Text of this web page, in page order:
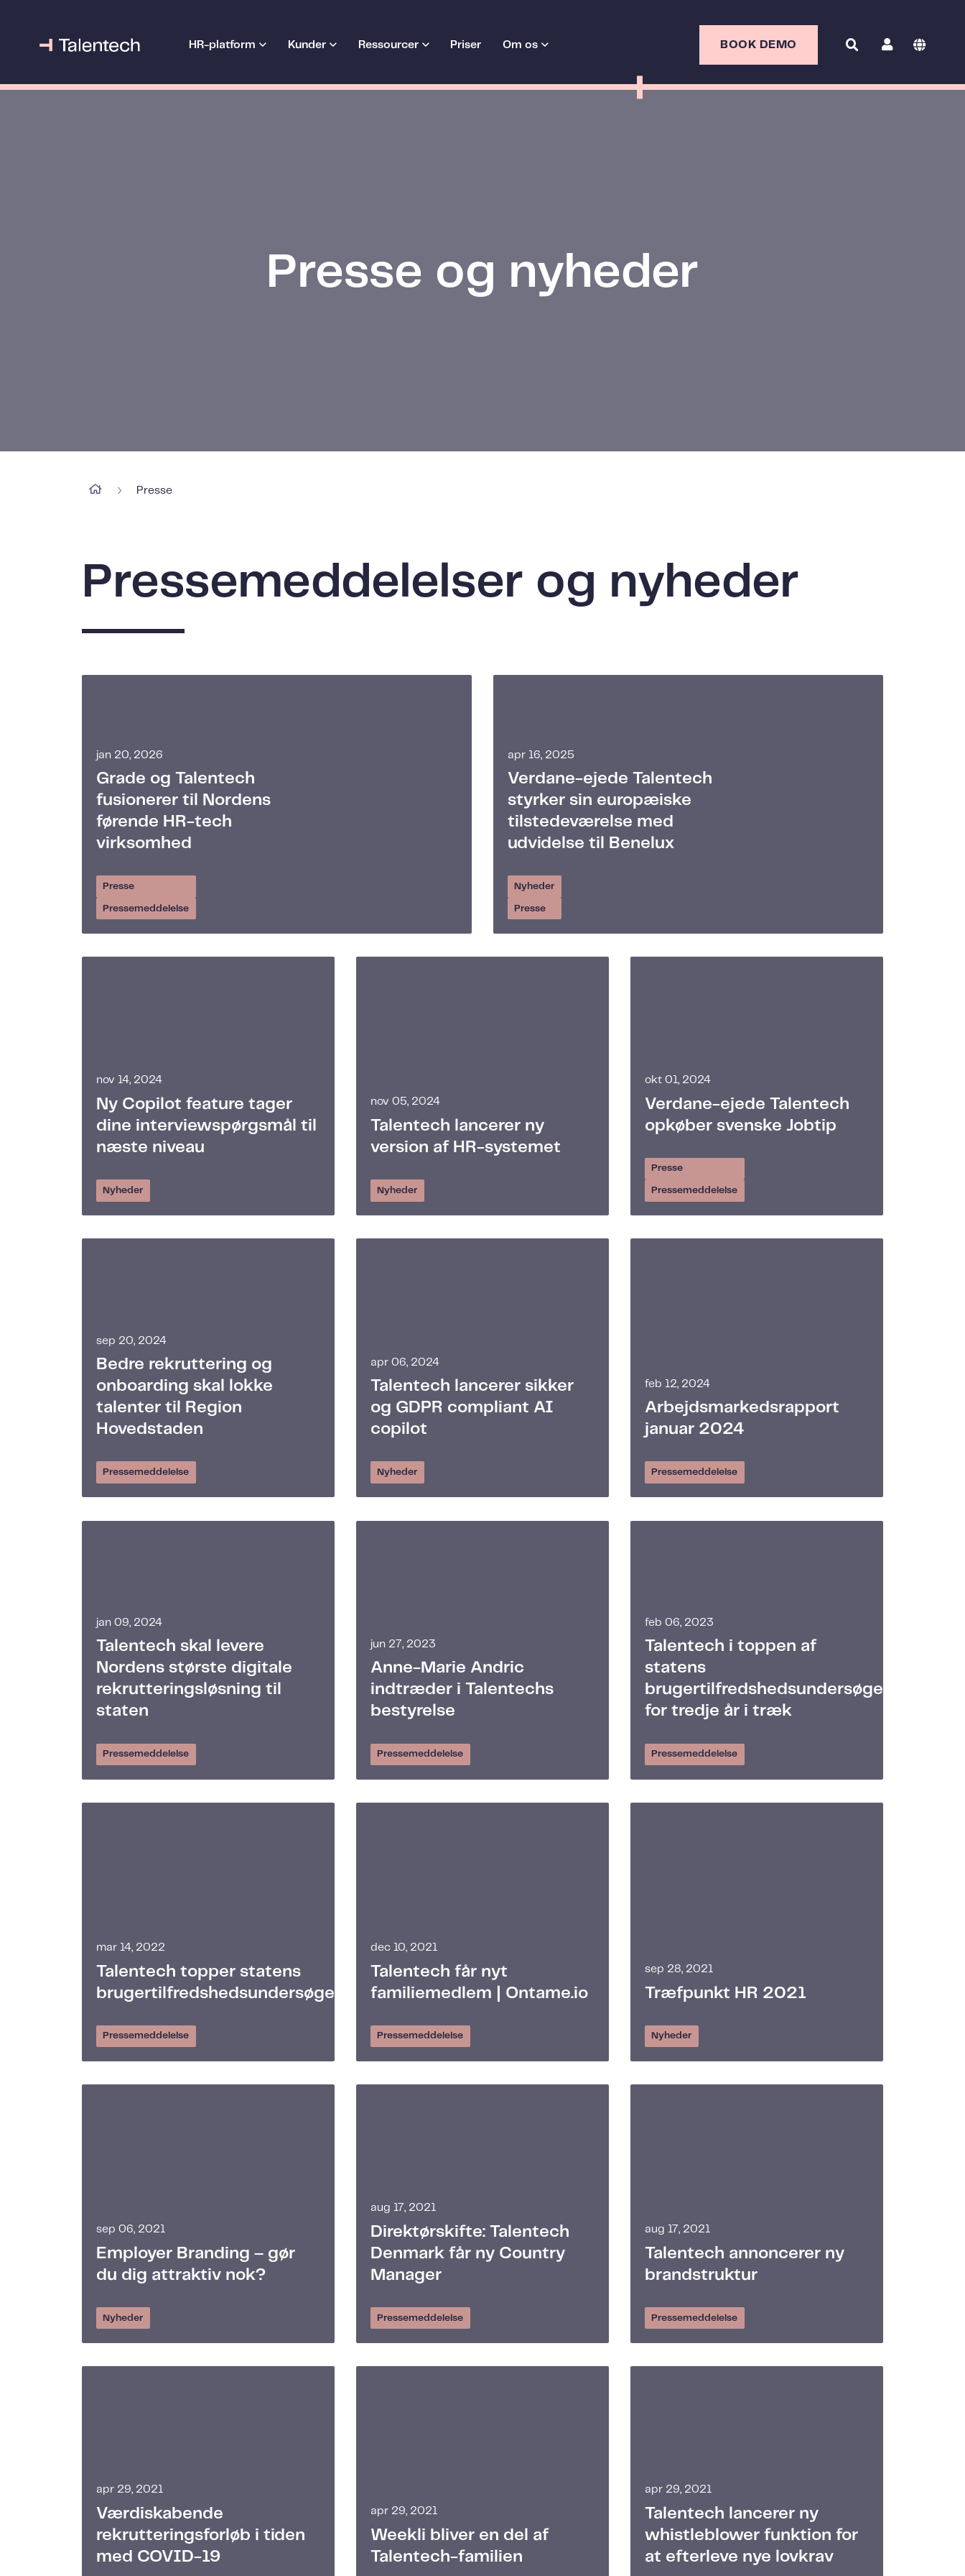
HR-platform Kunder Ressourcer Priser Om os BOOK DEMO
Presse og nyheder
› Presse
Pressemeddelelser og nyheder
jan 20, 2026
Grade og Talentech
fusionerer til Nordens
førende HR-tech
virksomhed
Presse
Pressemeddelelse
apr 16, 2025
Verdane-ejede Talentech
styrker sin europæiske
tilstedeværelse med
udvidelse til Benelux
Nyheder
Presse
nov 14, 2024
Ny Copilot feature tager
dine interviewspørgsmål til
næste niveau
Nyheder
nov 05, 2024
Talentech lancerer ny
version af HR-systemet
Nyheder
okt 01, 2024
Verdane-ejede Talentech
opkøber svenske Jobtip
Presse
Pressemeddelelse
sep 20, 2024
Bedre rekruttering og
onboarding skal lokke
talenter til Region
Hovedstaden
Pressemeddelelse
apr 06, 2024
Talentech lancerer sikker
og GDPR compliant AI
copilot
Nyheder
feb 12, 2024
Arbejdsmarkedsrapport
januar 2024
Pressemeddelelse
jan 09, 2024
Talentech skal levere
Nordens største digitale
rekrutteringsløsning til
staten
Pressemeddelelse
jun 27, 2023
Anne-Marie Andric
indtræder i Talentechs
bestyrelse
Pressemeddelelse
feb 06, 2023
Talentech i toppen af
statens
brugertilfredshedsundersøgelse
for tredje år i træk
Pressemeddelelse
mar 14, 2022
Talentech topper statens
brugertilfredshedsundersøgelse
Pressemeddelelse
dec 10, 2021
Talentech får nyt
familiemedlem | Ontame.io
Pressemeddelelse
sep 28, 2021
Træfpunkt HR 2021
Nyheder
sep 06, 2021
Employer Branding – gør
du dig attraktiv nok?
Nyheder
aug 17, 2021
Direktørskifte: Talentech
Denmark får ny Country
Manager
Pressemeddelelse
aug 17, 2021
Talentech annoncerer ny
brandstruktur
Pressemeddelelse
apr 29, 2021
Værdiskabende
rekrutteringsforløb i tiden
med COVID-19
apr 29, 2021
Weekli bliver en del af
Talentech-familien
apr 29, 2021
Talentech lancerer ny
whistleblower funktion for
at efterleve nye lovkrav